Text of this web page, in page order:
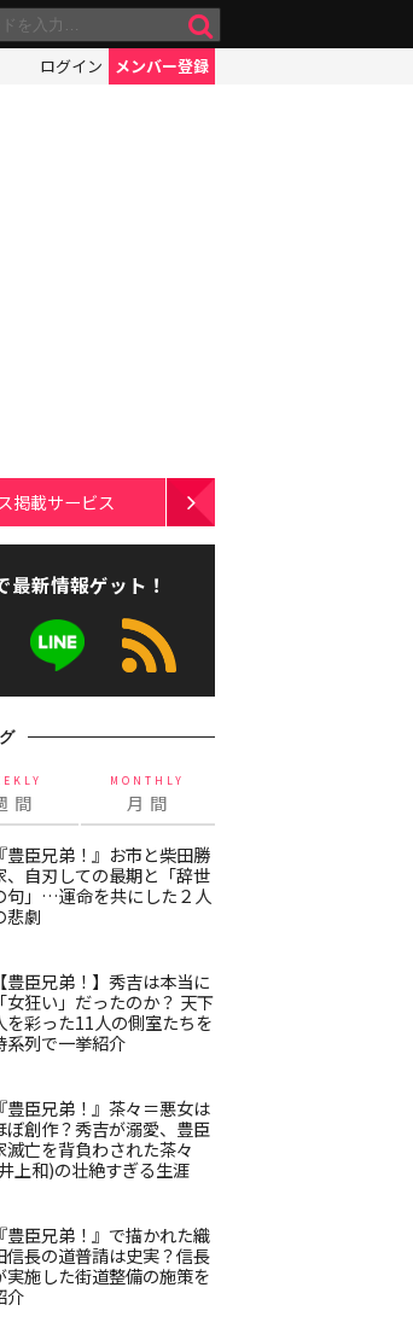
ログイン メンバー登録
掲載サービス
最新情報ゲット！
間
MONTHLY
月 間
『豊臣兄弟！』お市と柴田勝
、自刃しての最期と「辞世
句」…運命を共にした２人
悲劇
【豊臣兄弟！】秀吉は本当に
「女狂い」だったのか？ 天下
を彩った11人の側室たちを
系列で一挙紹介
『豊臣兄弟！』茶々＝悪女は
ぼ創作？秀吉が溺愛、豊臣
滅亡を背負わされた茶々
上和)の壮絶すぎる生涯
『豊臣兄弟！』で描かれた織
信長の道普請は史実？信長
実施した街道整備の施策を
介